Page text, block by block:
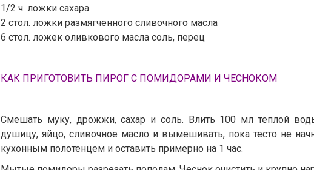
1/2 ч. ложки сахара
2 стол. ложки размягченного сливочного масла
6 стол. ложек оливкового масла соль, перец
КАК ПРИГОТОВИТЬ ПИРОГ С ПОМИДОРАМИ И ЧЕСНОКОМ
Смешать муку, дрожжи, сахар и соль. Влить 100 мл теплой
душицу, яйцо, сливочное масло и вымешивать, пока тесто не
кухонным полотенцем и оставить примерно на 1 час.